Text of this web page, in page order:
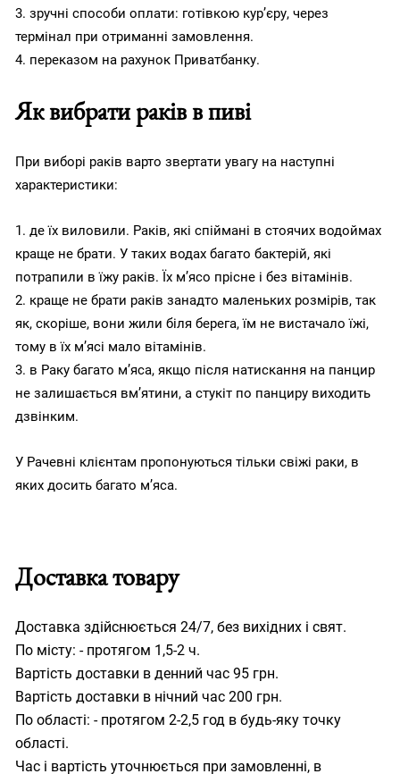
3. зручні способи оплати: готівкою кур’єру, через
термінал при отриманні замовлення.
4. переказом на рахунок Приватбанку.
Як вибрати раків в пиві
При виборі раків варто звертати увагу на наступні
характеристики:
1. де їх виловили. Раків, які спіймані в стоячих водоймах
краще не брати. У таких водах багато бактерій, які
потрапили в їжу раків. Їх м’ясо прісне і без вітамінів.
2. краще не брати раків занадто маленьких розмірів, так
як, скоріше, вони жили біля берега, їм не вистачало їжі,
тому в їх м’ясі мало вітамінів.
3. в Раку багато м’яса, якщо після натискання на панцир
не залишається вм’ятини, а стукіт по панциру виходить
дзвінким.
У Рачевні клієнтам пропонуються тільки свіжі раки, в
яких досить багато м’яса.
Доставка товару
Доставка здійснюється 24/7, без вихідних і свят.
По місту: - протягом 1,5-2 ч.
Вартість доставки в денний час 95 грн.
Вартість доставки в нічний час 200 грн.
По області: - протягом 2-2,5 год в будь-яку точку
області.
Час і вартість уточнюється при замовленні, в